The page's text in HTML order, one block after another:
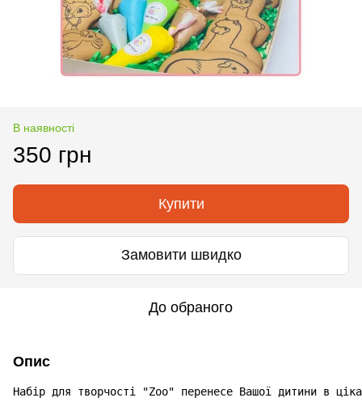
В наявності
350 грн
Купити
Замовити швидко
До обраного
Опис
Набір для творчості "Zoo" перенесе Вашої дитини в